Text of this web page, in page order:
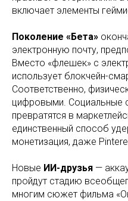
включает элементы
Поколение «Бета»
электронную почту,
Вместо «флешек» с
использует блокчейн-
Соответственно,
цифровыми. Социальные
превратятся в
единственный способ
монетизация, даже
Новые ИИ-друзья —
пройдут стадию
многим сюжет фильма